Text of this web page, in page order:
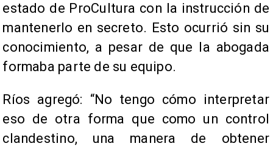
estado de ProCultura con la instrucción de
mantenerlo en secreto. Esto ocurrió sin su
conocimiento, a pesar de que la abogada
formaba parte de su equipo.
Ríos agregó: “No tengo cómo interpretar
eso de otra forma que como un control
clandestino, una manera de obtener